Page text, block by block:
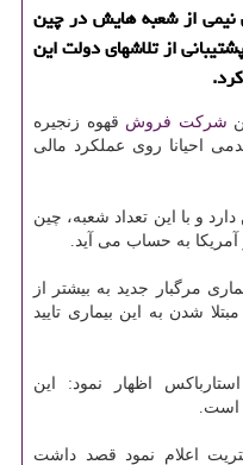
از شعبه هایش در چین
از تلاشهای دولت این
شركت فروش قهوه زنجیره
احیانا روی عملكرد مالی
شعبه در چین دارد و با این تعداد شعبه، چین
به حساب می آید.
مرگبار جدید به بیشتر از
و حدودا ۶۰۰۰ مورد مبتلا شدن به این بیماری تایید
اظهار نمود: این
است.
اعلام نمود قصد داشت